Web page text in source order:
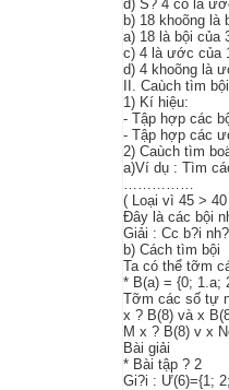
d) S? 4 có là
b) 18 khoõng là
a) 18 là bội của
c) 4 là ước của
d) 4 khoõng là
II. Caùch tìm
1) Kí hiệu:
- Tập hợp các
- Tập hợp các
2) Caùch tìm
a)Ví dụ : Tìm
……………
( Loại vì 45 >
Đây là các bội
Giải : Cc b?i
b) Cách tìm bội
Ta có thể tỡm
* B(a) = {0; 1.a;
Tỡm các số tự
x ? B(8) và x
M x ? B(8) v x
Bài giải
* Bài tập ? 2
Gi?i : Ư(6)={1;